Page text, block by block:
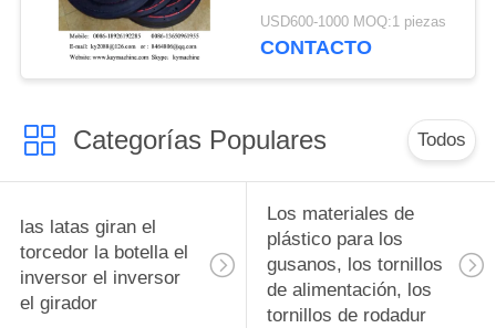
con rodamientos PE-
UHMW bujes de
fábrica China productor
USD600-1000 MOQ:1 piezas
CONTACTO
Categorías Populares Todos
las latas giran el
torcedor la botella el
inversor el inversor
el girador
Los materiales de
plástico para los
gusanos, los tornillos
de alimentación, los
tornillos de rodadur